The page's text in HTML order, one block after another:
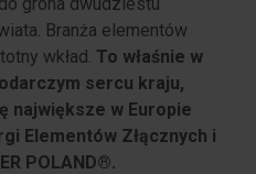
Branża elementów
wkład. To właśnie w
sercu kraju,
największe w Europie
Elementów Złącznych i
POLAND®.